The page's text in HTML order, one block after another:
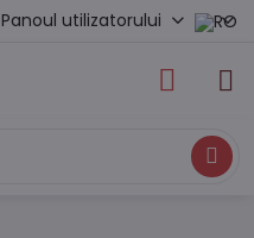
Panoul utilizatorului
Caută